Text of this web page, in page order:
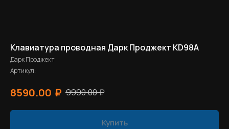
Клавиатура проводная Дарк Проджект KD98A
Дарк Проджект
Артикул:
8590.00 ₽ 9990.00₽
Купить